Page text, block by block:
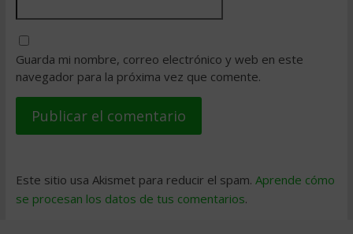
Guarda mi nombre, correo electrónico y web en este
navegador para la próxima vez que comente.
Este sitio usa Akismet para reducir el spam. Aprende cómo
se procesan los datos de tus comentarios.